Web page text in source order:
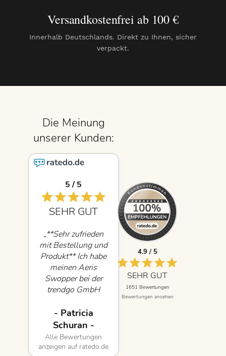
Versandkostenfrei ab 100 €
Innerhalb Deutschlands. Direkt zu Ihnen, sicher
verpackt.
5 / 5
SEHR GUT
„**Sehr zufrieden
mit Bestellung und
Produkt** Ich habe
meinen Aeris
Swopper bei der
trendgo GmbH
dem gesamten
Ablauf sehr
zufrieden. Die
Lieferung erfolgte
- Patricia
Schuran -
Alle Bewertungen
anzeigen auf ratedo.de
SEHR GUT
„Lieferung sehr
schnell, passend zu
dem Paket gab es
per Mail ein Video
Aufbauanleitung,
mit Tips zur
4.9 / 5
SEHR GUT
1651 Bewertungen
Bewertungen ansehen